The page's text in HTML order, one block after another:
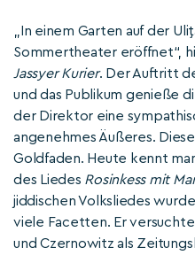
„In einem Garten auf der
Sommertheater eröffnet“,
Jassyer Kurier. Der Auftritt
und das Publikum genieße
der Direktor eine
angenehmes Äußeres.
Goldfaden. Heute kennt
des Liedes Rosinkess mit
jiddischen Volksliedes
viele Facetten. Er
und Czernowitz als